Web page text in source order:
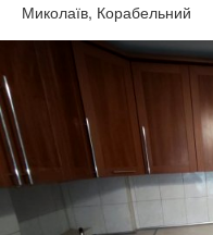
Миколаїв, Корабельний